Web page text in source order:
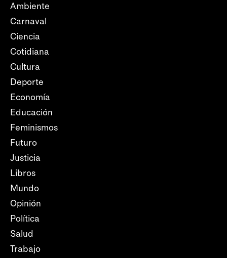
Ambiente
Carnaval
Ciencia
Cotidiana
Cultura
Deporte
Economía
Educación
Feminismos
Futuro
Justicia
Libros
Mundo
Opinión
Política
Salud
Trabajo